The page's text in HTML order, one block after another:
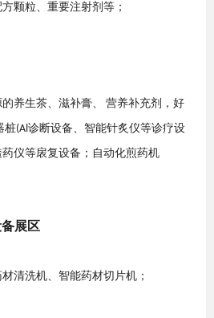
颗粒、重要注射剂等 ；
养生茶、滋补膏、 营养补充剂，好
桩(Al诊断设备、智能针炙仪等诊疗设
仪等扆复设备；自动化煎药机
展区
清洗机、智能药材切片机；